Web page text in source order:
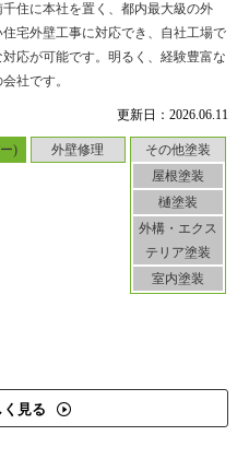
更新日：2026.06.11
) 外壁修理
その他塗装
屋根塗装
樋塗装
外構・エクス
テリア塗装
室内塗装
く見る
住に本社を置く、都内最大級の外
宅外壁工事に対応でき、自社工場で
応が可能です。明るく、経験豊富な
社です。